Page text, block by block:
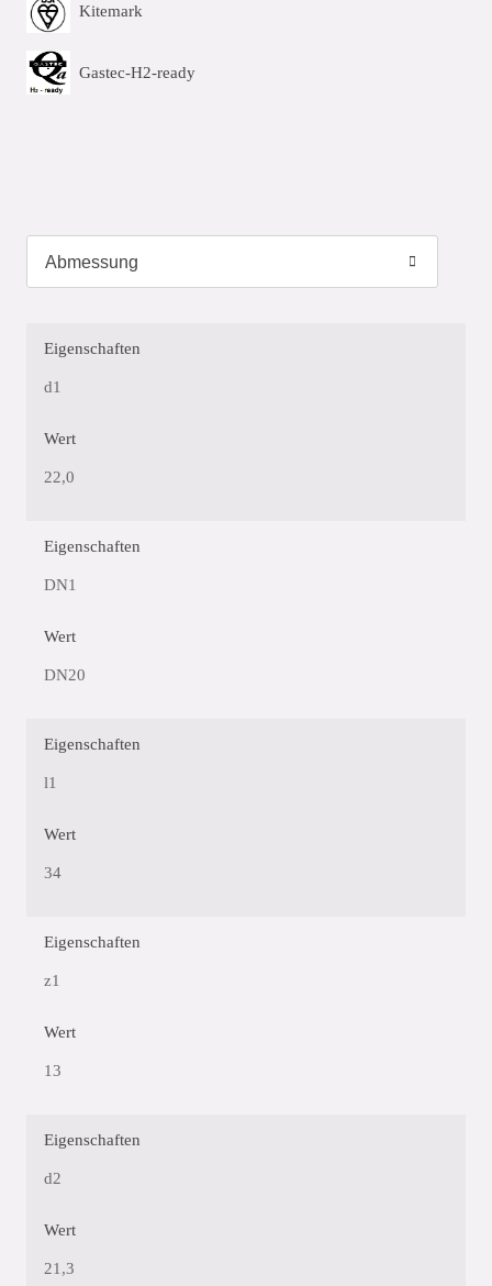
Kitemark
Gastec-H2-ready
Eigenschaften
d1
Wert
22,0
Eigenschaften
DN1
Wert
DN20
Eigenschaften
l1
Wert
34
Eigenschaften
z1
Wert
13
Eigenschaften
d2
Wert
21,3